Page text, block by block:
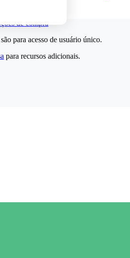
de compra
para acesso de usuário único.
para recursos adicionais.